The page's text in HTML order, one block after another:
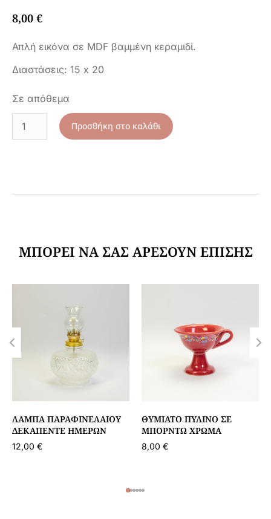
8,00 €
Απλή εικόνα σε MDF βαμμένη κεραμιδί.
Διαστάσεις: 15 x 20
Σε απόθεμα
Προσθήκη στο καλάθι
ΜΠΟΡΕΊ ΝΑ ΣΑΣ ΑΡΈΣΟΥΝ ΕΠΊΣΗΣ
ΛΆΜΠΑ ΠΑΡΑΦΙΝΈΛΑΙΟΥ
ΔΕΚΑΠΈΝΤΕ ΗΜΕΡΏΝ
12,00 €
ΘΥΜΙΑΤΌ ΠΎΛΙΝΟ ΣΕ
ΜΠΟΡΝΤΏ ΧΡΏΜΑ
8,00 €